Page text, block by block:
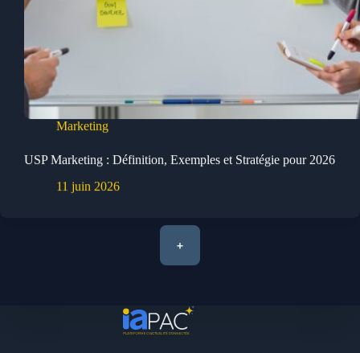
Marketing
USP Marketing : Définition, Exemples et Stratégie pour 2026
11 juin 2026
+